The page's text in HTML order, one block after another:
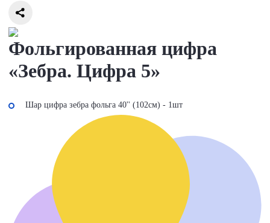
Фольгированная цифра
«Зебра. Цифра 5»
Шар цифра зебра фольга 40'' (102см) - 1шт